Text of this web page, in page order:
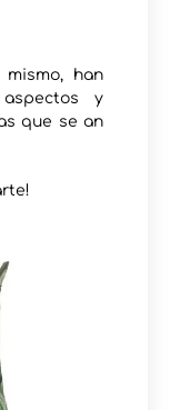
han
y
que se an